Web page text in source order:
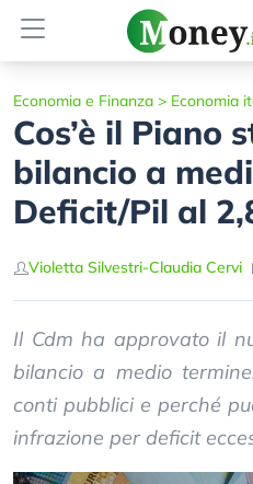
Economia e Finanza > Economia
Cos’è il Piano
bilancio a
Deficit/Pil al
Violetta Silvestri-Claudia Cervi
Il Cdm ha approvato il
bilancio a medio
conti pubblici e perché
infrazione per deficit